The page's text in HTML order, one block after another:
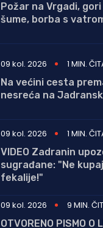
Požar na Vrgadi,
šume, borba s
09 kol. 2026
1 MIN.
Na većini cesta
nesreća na
09 kol. 2026
1 MIN.
VIDEO Zadranin
sugrađane: "Ne
fekalije!"
09 kol. 2026
9 MIN.
OTVORENO PISMO O